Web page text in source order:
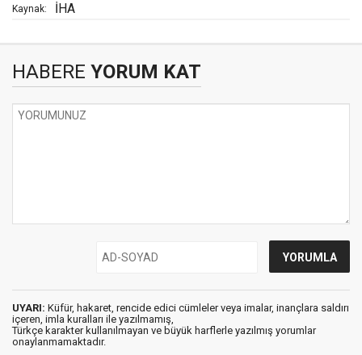
Kaynak: İHA
HABERE YORUM KAT
UYARI: Küfür, hakaret, rencide edici cümleler veya imalar, inançlara saldırı
içeren, imla kuralları ile yazılmamış,
Türkçe karakter kullanılmayan ve büyük harflerle yazılmış yorumlar
onaylanmamaktadır.